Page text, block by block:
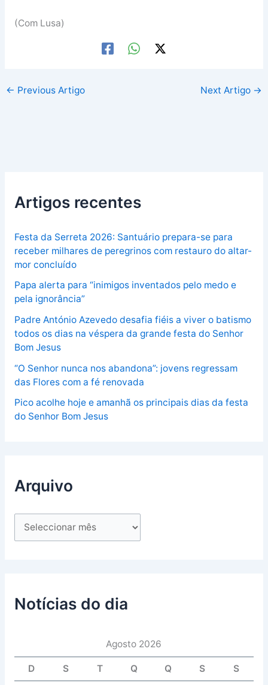
(Com Lusa)
← Previous Artigo Next Artigo →
Artigos recentes
Festa da Serreta 2026: Santuário prepara-se para
receber milhares de peregrinos com restauro do altar-
mor concluído
Papa alerta para “inimigos inventados pelo medo e
pela ignorância”
Padre António Azevedo desafia fiéis a viver o batismo
todos os dias na véspera da grande festa do Senhor
Bom Jesus
“O Senhor nunca nos abandona”: jovens regressam
das Flores com a fé renovada
Pico acolhe hoje e amanhã os principais dias da festa
do Senhor Bom Jesus
Arquivo
Notícias do dia
Agosto 2026
D S T Q Q S S